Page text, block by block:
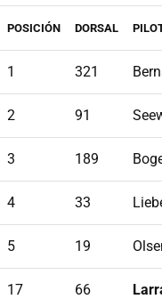
POSICIÓN DORSAL
1 321
2 91
3 189
4 33
5 19
17 66